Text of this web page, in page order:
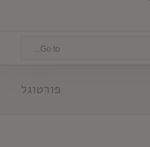
Go to...
פורטוגל